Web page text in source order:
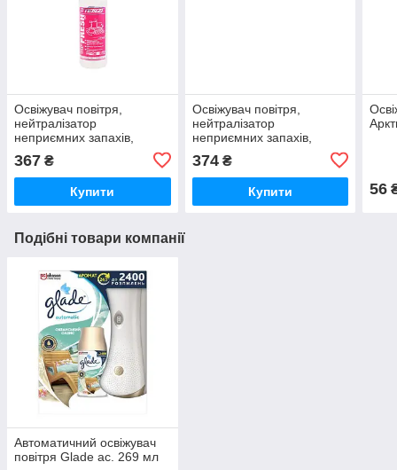
Освіжувач повітря,
нейтралізатор
неприємних запахів,
экзотическе фрукти TENZI
Fresh Top Lendi 0,6 л
367 ₴
Купити
Освіжувач повітря,
нейтралізатор
неприємних запахів,
Top Fresh Morski 0,6 л
374₴
Купити 56
Подібні товари компанії
Автоматичний освіжувач
повітря Glade ас. 269 мл